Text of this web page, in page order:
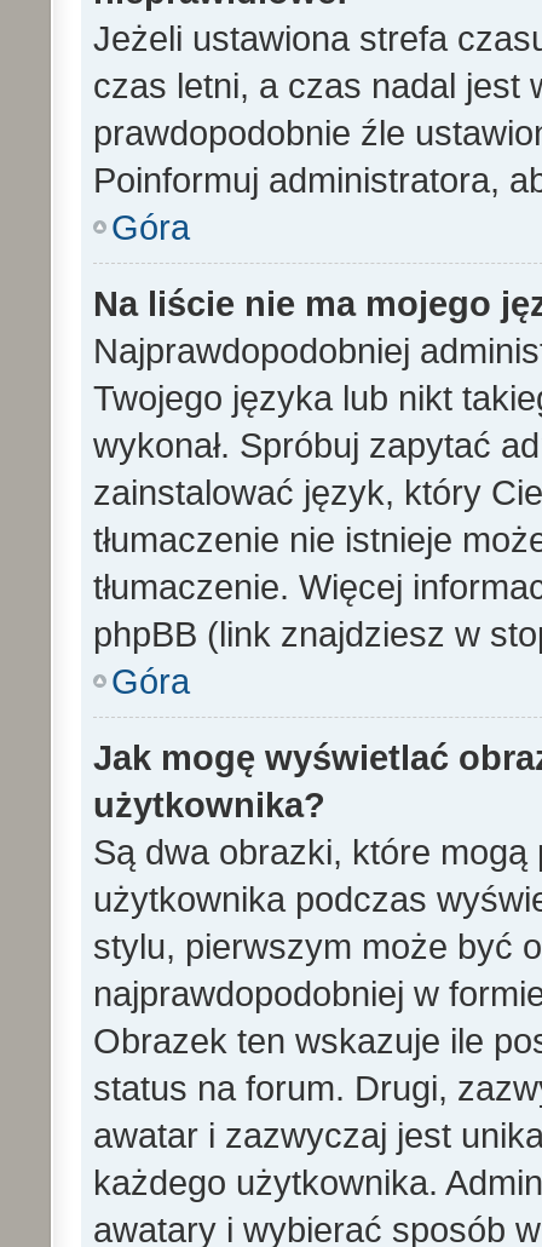
Jeżeli ustawiona strefa
czas letni, a czas nadal jest
prawdopodobnie źle
Poinformuj administratora,
Góra
Na liście nie ma mojego
Najprawdopodobniej
Twojego języka lub nikt
wykonał. Spróbuj zapytać
zainstalować język, który
tłumaczenie nie istnieje
tłumaczenie. Więcej
phpBB (link znajdziesz w
Góra
Jak mogę wyświetlać
użytkownika?
Są dwa obrazki, które
użytkownika podczas
stylu, pierwszym może być
najprawdopodobniej w
Obrazek ten wskazuje ile
status na forum. Drugi,
awatar i zazwyczaj jest
każdego użytkownika.
awatary i wybierać sposób